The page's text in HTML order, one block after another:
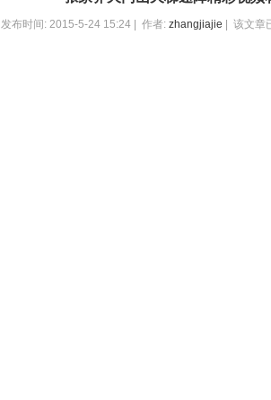
发布时间: 2015-5-24 15:24 | 作者: zhangjiajie | 该文章